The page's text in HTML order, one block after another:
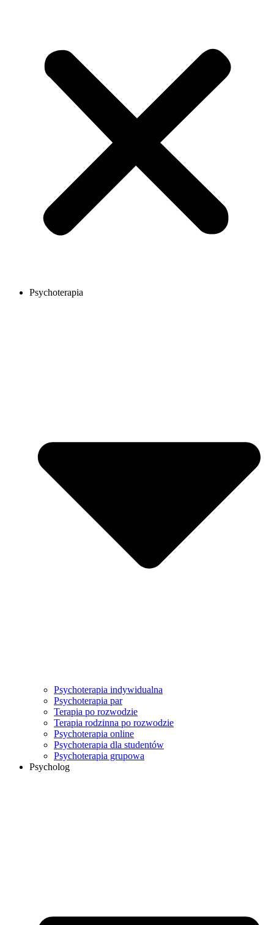
Psychoterapia
Psychoterapia indywidualna
Psychoterapia par
Terapia po rozwodzie
Terapia rodzinna po rozwodzie
Psychoterapia online
Psychoterapia dla studentów
Psychoterapia grupowa
Psycholog